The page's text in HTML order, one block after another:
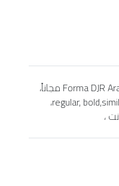
تحمييل خط Forma DJR Arabic Display Light مجاناً،
regular, bold,simibold, arabic, extra bold, black،
،